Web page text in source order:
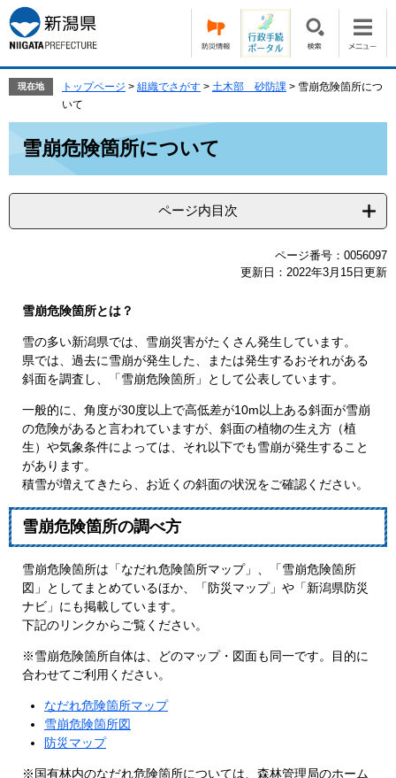
ー
ジ
の
で
す。
ニ
ュ
ー
ば
本
文
現在地 トップページ > 組織でさがす > 土木部 砂防課 > 雪崩危険箇所につ
いて
雪崩危険箇所について
ページ内目次
ページ番号：0056097
更新日：2022年3月15日更新
雪崩危険箇所とは？
雪の多い新潟県では、雪崩災害がたくさん発生しています。
県では、過去に雪崩が発生した、または発生するおそれがある
斜面を調査し、「雪崩危険箇所」として公表しています。
一般的に、角度が30度以上で高低差が10m以上ある斜面が雪崩
の危険があると言われていますが、斜面の植物の生え方（植
生）や気象条件によっては、それ以下でも雪崩が発生すること
があります。
積雪が増えてきたら、お近くの斜面の状況をご確認ください。
雪崩危険箇所の調べ方
雪崩危険箇所は「なだれ危険箇所マップ」、「雪崩危険箇所
図」としてまとめているほか、「防災マップ」や「新潟県防災
ナビ」にも掲載しています。
下記のリンクからご覧ください。
※雪崩危険箇所自体は、どのマップ・図面も同一です。目的に
合わせてご利用ください。
なだれ危険箇所マップ
雪崩危険箇所図
防災マップ
※国有林内のなだれ危険箇所については、森林管理局のホーム